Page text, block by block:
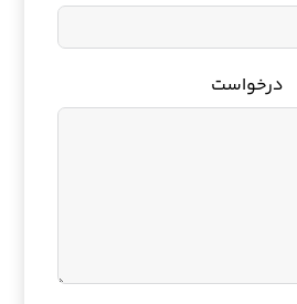
درخواست